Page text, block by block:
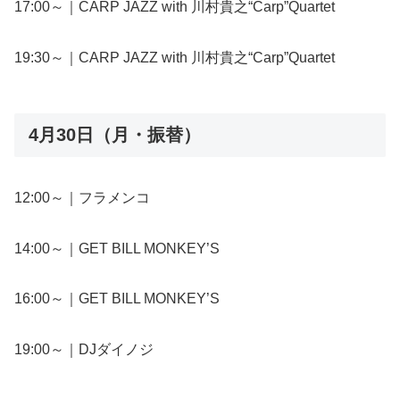
17:00～｜CARP JAZZ with 川村貴之“Carp”Quartet
19:30～｜CARP JAZZ with 川村貴之“Carp”Quartet
4月30日（月・振替）
12:00～｜フラメンコ
14:00～｜GET BILL MONKEY’S
16:00～｜GET BILL MONKEY’S
19:00～｜DJダイノジ